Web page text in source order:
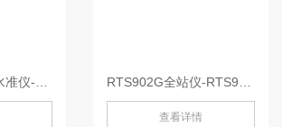
查看详情